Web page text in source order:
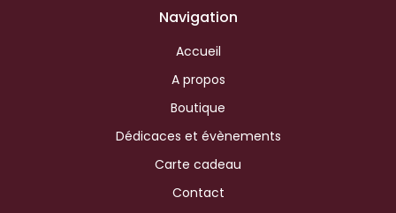
Navigation
Accueil
A propos
Boutique
Dédicaces et évènements
Carte cadeau
Contact